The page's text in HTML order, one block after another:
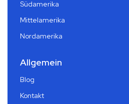
Südamerika
Mittelamerika
Nordamerika
Allgemein
Blog
Kontakt